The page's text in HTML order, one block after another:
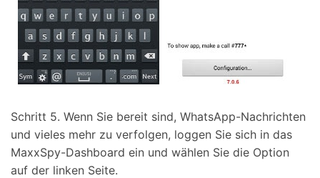
Schritt 5. Wenn Sie bereit sind, WhatsApp-Nachrichten
und vieles mehr zu verfolgen, loggen Sie sich in das
MaxxSpy-Dashboard ein und wählen Sie die Option
auf der linken Seite.